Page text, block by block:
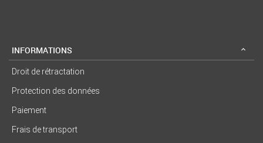
INFORMATIONS
Droit de rétractation
Protection des données
Paiement
Frais de transport